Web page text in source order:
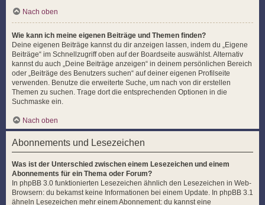
Nach oben
Wie kann ich meine eigenen Beiträge und Themen finden?
Deine eigenen Beiträge kannst du dir anzeigen lassen, indem du „Eigene
Beiträge“ im Schnellzugriff oben auf der Boardseite auswählst. Alternativ
kannst du auch „Deine Beiträge anzeigen“ in deinem persönlichen Bereich
oder „Beiträge des Benutzers suchen“ auf deiner eigenen Profilseite
verwenden. Benutze die erweiterte Suche, um nach von dir erstellen
Themen zu suchen. Trage dort die entsprechenden Optionen in die
Suchmaske ein.
Nach oben
Abonnements und Lesezeichen
Was ist der Unterschied zwischen einem Lesezeichen und einem
Abonnements für ein Thema oder Forum?
In phpBB 3.0 funktionierten Lesezeichen ähnlich den Lesezeichen in Web-
Browsern: du bekamst keine Informationen bei einem Update. In phpBB 3.1
ähneln Lesezeichen mehr einem Abonnement: du kannst eine